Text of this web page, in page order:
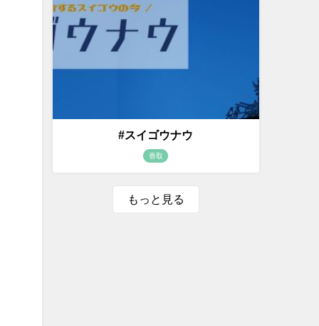
#スイゴウナウ
香取
もっと見る